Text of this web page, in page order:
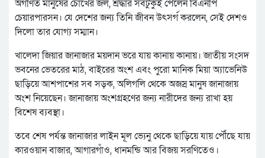
অগণিত মানুষের চোখের জল, শ্রদ্ধার সবটুকুই পেলেন বিএনপি
চেয়ারপারসন। যে দেশের জন্য তিনি জীবন উৎসর্গ করলেন, সেই দেশও
দিলো তার যোগ্য সম্মান।
খালেদা জিয়ার জানাজার ময়দান ভরে যায় কানায় কানায়। জাতীয় সংসদ
ভবনের ভেতরের মাঠ, বাইরের অংশ এবং পুরো মানিক মিয়া অ্যাভেনিউ
ছাড়িয়ে আশপাশের সব সড়ক, অলিগলি থেকে অজস্র মানুষ জানাজায়
অংশ নিয়েছেন। জানাজায় অংশগ্রহণের জন্য নারীদের জন্য রাখা হয়
বিশেষ ব্যবস্থা।
তবে শেষ পর্যন্ত জানাজার লাইন মূল ভ্যেনু থেকে ছাড়িয়ে যায় পৌঁছে যায়
কারওয়ান বাজার, আগারগাঁও, ধানমন্ডি আর বিজয় সরণিতেও।